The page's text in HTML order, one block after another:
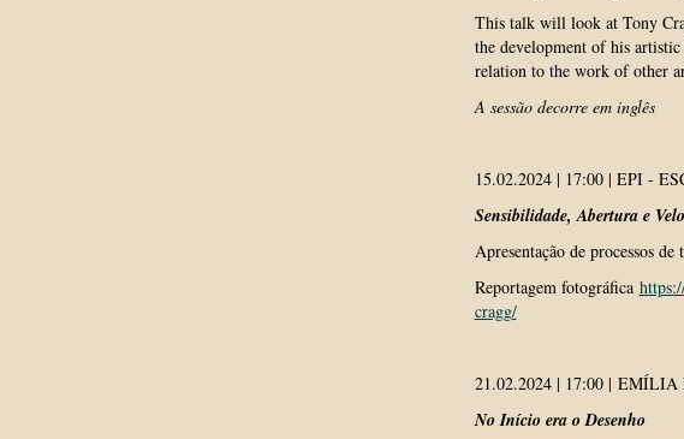
This talk will look at Tony
the development of his
relation to the work of other
A sessão decorre em inglês
15.02.2024 | 17:00 | EPI -
Sensibilidade, Abertura e
Apresentação de processos
Reportagem fotográfica
cragg/
21.02.2024 | 17:00 | EMÍLIA
No Início era o Desenho